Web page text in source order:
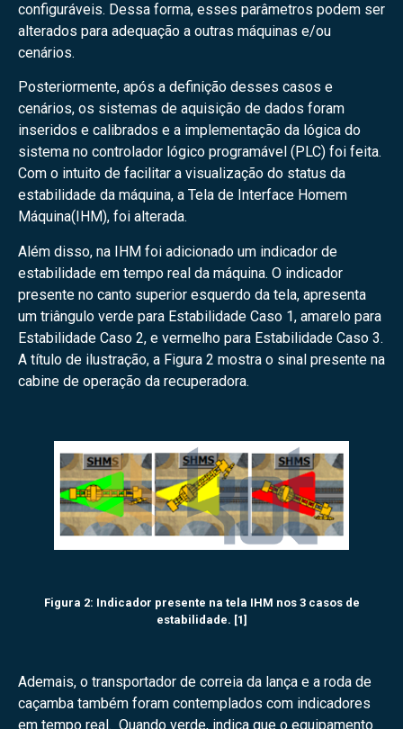
configuráveis. Dessa forma, esses parâmetros podem ser
alterados para adequação a outras máquinas e/ou
cenários.
Posteriormente, após a definição desses casos e
cenários, os sistemas de aquisição de dados foram
inseridos e calibrados e a implementação da lógica do
sistema no controlador lógico programável (PLC) foi feita.
Com o intuito de facilitar a visualização do status da
estabilidade da máquina, a Tela de Interface Homem
Máquina(IHM), foi alterada.
Além disso, na IHM foi adicionado um indicador de
estabilidade em tempo real da máquina. O indicador
presente no canto superior esquerdo da tela, apresenta
um triângulo verde para Estabilidade Caso 1, amarelo para
Estabilidade Caso 2, e vermelho para Estabilidade Caso 3.
A título de ilustração, a Figura 2 mostra o sinal presente na
cabine de operação da recuperadora.
Figura 2: Indicador presente na tela IHM nos 3 casos de
estabilidade. [1]
Ademais, o transportador de correia da lança e a roda de
caçamba também foram contemplados com indicadores
em tempo real. Quando verde, indica que o equipamento